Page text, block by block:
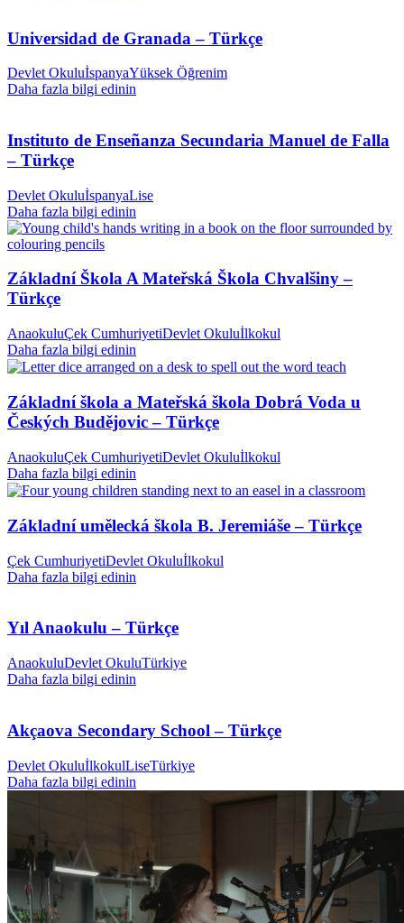
Universidad de Granada – Türkçe
Devlet OkuluİspanyaYüksek Öğrenim
Daha fazla bilgi edinin
Instituto de Enseñanza Secundaria Manuel de Falla
– Türkçe
Devlet OkuluİspanyaLise
Daha fazla bilgi edinin
Základní Škola A Mateřská Škola Chvalšiny –
Türkçe
AnaokuluÇek CumhuriyetiDevlet Okuluİlkokul
Daha fazla bilgi edinin
Základní škola a Mateřská škola Dobrá Voda u
Českých Budějovic – Türkçe
AnaokuluÇek CumhuriyetiDevlet Okuluİlkokul
Daha fazla bilgi edinin
Základní umělecká škola B. Jeremiáše – Türkçe
Çek CumhuriyetiDevlet Okuluİlkokul
Daha fazla bilgi edinin
Yıl Anaokulu – Türkçe
AnaokuluDevlet OkuluTürkiye
Daha fazla bilgi edinin
Akçaova Secondary School – Türkçe
Devlet OkuluİlkokulLiseTürkiye
Daha fazla bilgi edinin